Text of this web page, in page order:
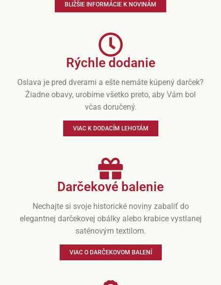
BLIŽŠIE INFORMÁCIE K NOVINÁM
Rýchle dodanie
Oslava je pred dverami a ešte nemáte kúpený darček?
Žiadne obavy, urobíme všetko preto, aby Vám bol
včas doručený.
VIAC K DODACÍM LEHOTÁM
Darčekové balenie
Nechajte si svoje historické noviny zabaliť do
elegantnej darčekovej obálky alebo krabice vystlanej
saténovým textilom.
VIAC O DARČEKOVOM BALENÍ